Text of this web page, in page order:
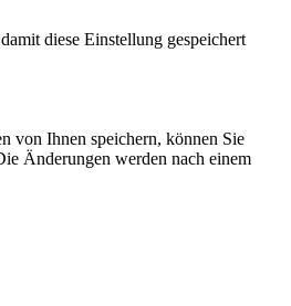
diese Einstellung gespeichert
von Ihnen speichern, können Sie
Änderungen werden nach einem